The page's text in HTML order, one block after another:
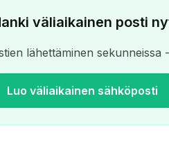
väliaikainen posti
lähettäminen sekunneissa
Luo väliaikainen sähköposti